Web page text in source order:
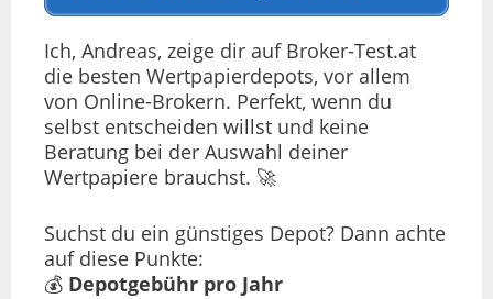
Ich, Andreas, zeige dir auf Broker-Test.at
die besten Wertpapierdepots, vor allem
von Online-Brokern. Perfekt, wenn du
selbst entscheiden willst und keine
Beratung bei der Auswahl deiner
Wertpapiere brauchst. 🚀
Suchst du ein günstiges Depot? Dann achte
auf diese Punkte:
💰 Depotgebühr pro Jahr